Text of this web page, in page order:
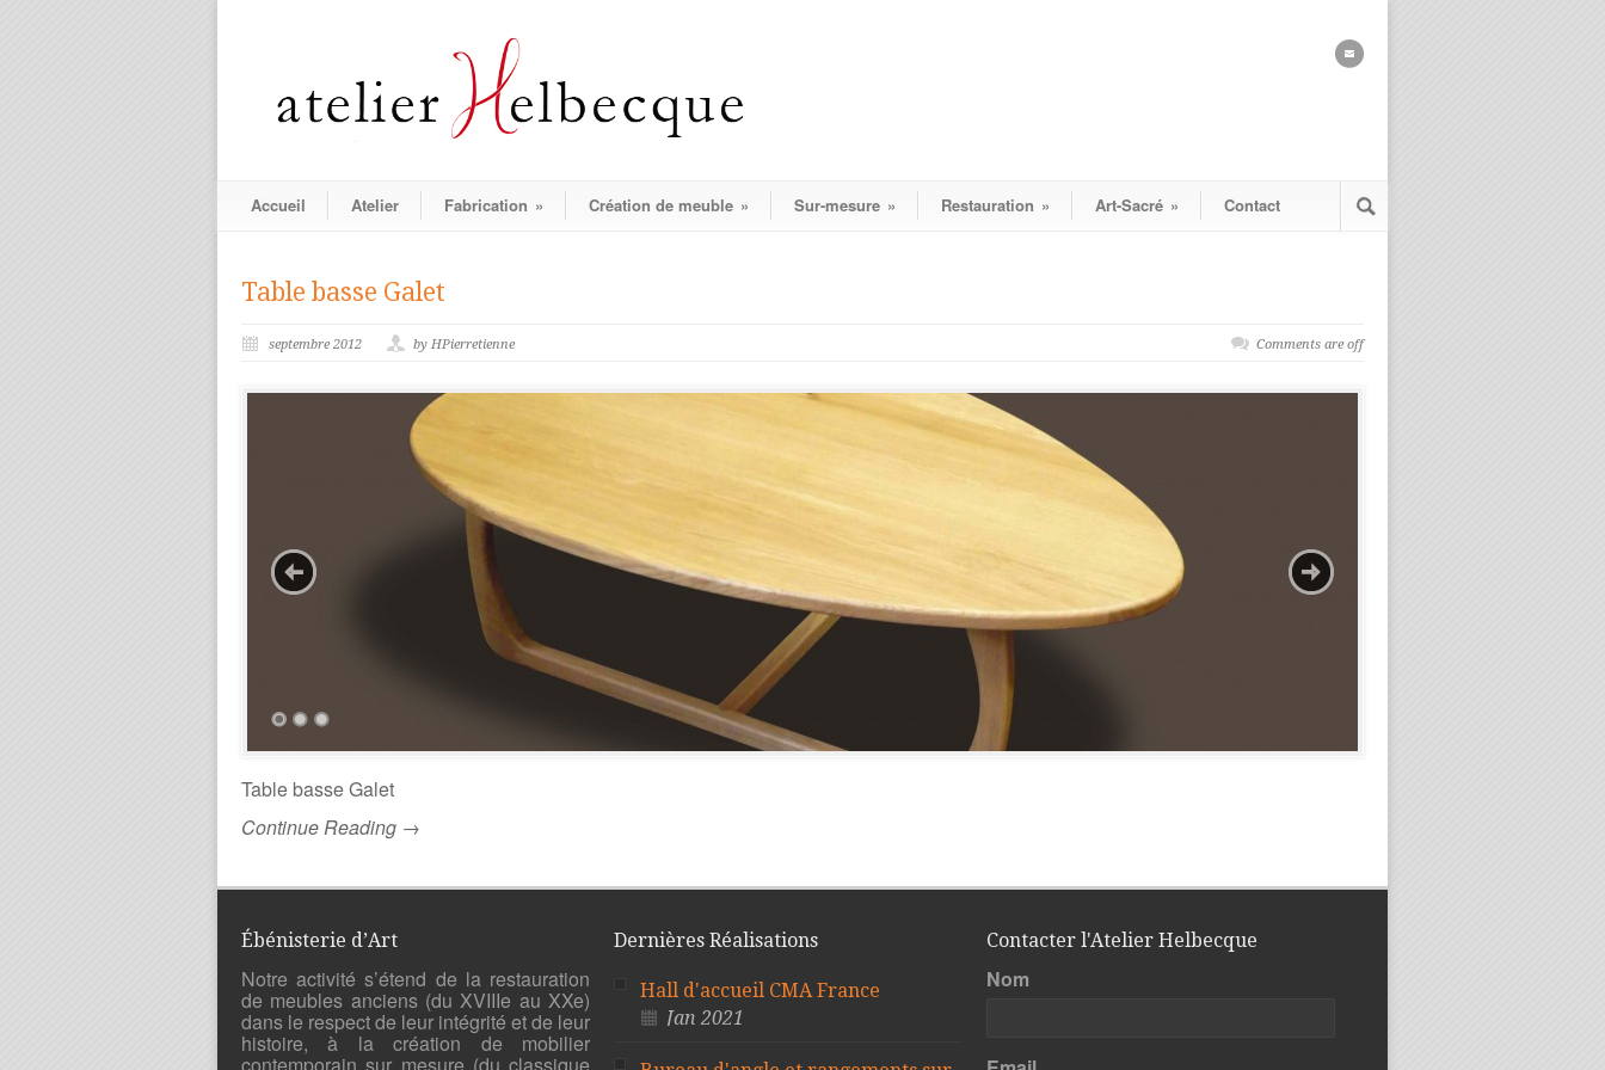
Accueil Atelier Fabrication » Création de meuble » Sur-mesure » Restauration » Art-Sacré » Contact
Table basse Galet
septembre 2012 by HPierretienne Comments are off
Table basse Galet
Continue Reading →
Ébénisterie d’Art
Notre activité s’étend de la restauration
de meubles anciens (du XVIIIe au XXe)
dans le respect de leur intégrité et de leur
histoire, à la création de mobilier
contemporain sur mesure (du classique
Dernières Réalisations
Hall d'accueil CMA France
Jan 2021
Contacter l'Atelier Helbecque
Nom